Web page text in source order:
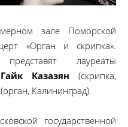
зале Поморской
«Орган и скрипка».
лауреаты
Гайк Казазян (скрипка,
(орган, Калининград).
государственной